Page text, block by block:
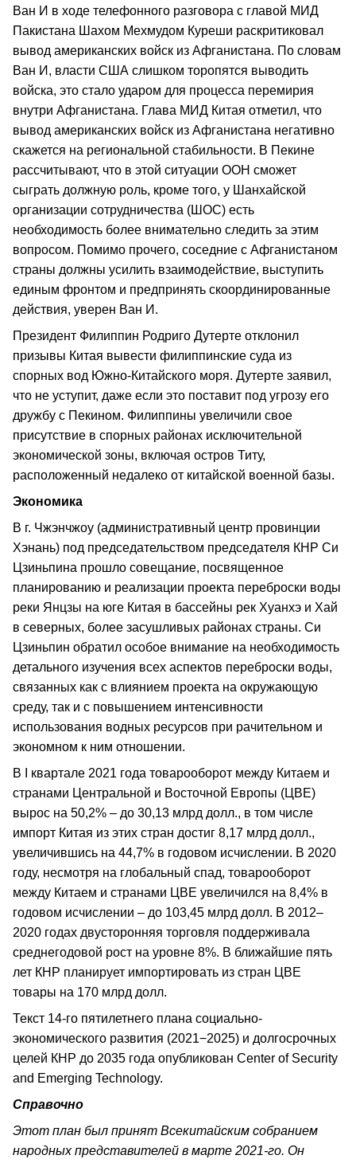
Ван И в ходе телефонного разговора с главой МИД
Пакистана Шахом Мехмудом Куреши раскритиковал
вывод американских войск из Афганистана. По словам
Ван И, власти США слишком торопятся выводить
войска, это стало ударом для процесса перемирия
внутри Афганистана. Глава МИД Китая отметил, что
вывод американских войск из Афганистана негативно
скажется на региональной стабильности. В Пекине
рассчитывают, что в этой ситуации ООН сможет
сыграть должную роль, кроме того, у Шанхайской
организации сотрудничества (ШОС) есть
необходимость более внимательно следить за этим
вопросом. Помимо прочего, соседние с Афганистаном
страны должны усилить взаимодействие, выступить
единым фронтом и предпринять скоординированные
действия, уверен Ван И.
Президент Филиппин Родриго Дутерте отклонил
призывы Китая вывести филиппинские суда из
спорных вод Южно-Китайского моря. Дутерте заявил,
что не уступит, даже если это поставит под угрозу его
дружбу с Пекином. Филиппины увеличили свое
присутствие в спорных районах исключительной
экономической зоны, включая остров Титу,
расположенный недалеко от китайской военной базы.
Экономика
В г. Чжэнчжоу (административный центр провинции
Хэнань) под председательством председателя КНР Си
Цзиньпина прошло совещание, посвященное
планированию и реализации проекта переброски воды
реки Янцзы на юге Китая в бассейны рек Хуанхэ и Хай
в северных, более засушливых районах страны. Си
Цзиньпин обратил особое внимание на необходимость
детального изучения всех аспектов переброски воды,
связанных как с влиянием проекта на окружающую
среду, так и с повышением интенсивности
использования водных ресурсов при рачительном и
экономном к ним отношении.
В I квартале 2021 года товарооборот между Китаем и
странами Центральной и Восточной Европы (ЦВЕ)
вырос на 50,2% – до 30,13 млрд долл., в том числе
импорт Китая из этих стран достиг 8,17 млрд долл.,
увеличившись на 44,7% в годовом исчислении. В 2020
году, несмотря на глобальный спад, товарооборот
между Китаем и странами ЦВЕ увеличился на 8,4% в
годовом исчислении – до 103,45 млрд долл. В 2012–
2020 годах двусторонняя торговля поддерживала
среднегодовой рост на уровне 8%. В ближайшие пять
лет КНР планирует импортировать из стран ЦВЕ
товары на 170 млрд долл.
Текст 14-го пятилетнего плана социально-
экономического развития (2021−2025) и долгосрочных
целей КНР до 2035 года опубликован Center of Security
and Emerging Technology.
Справочно
Этот план был принят Всекитайским собранием
народных представителей в марте 2021-го. Он